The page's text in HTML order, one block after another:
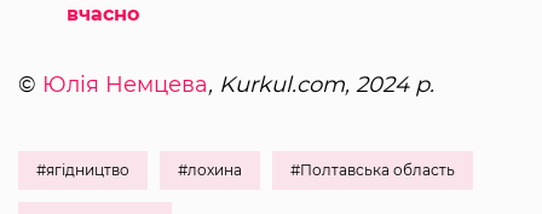
вчасно
© Юлія Немцева, Kurkul.com, 2024 р.
#ягідництво #лохина #Полтавська область